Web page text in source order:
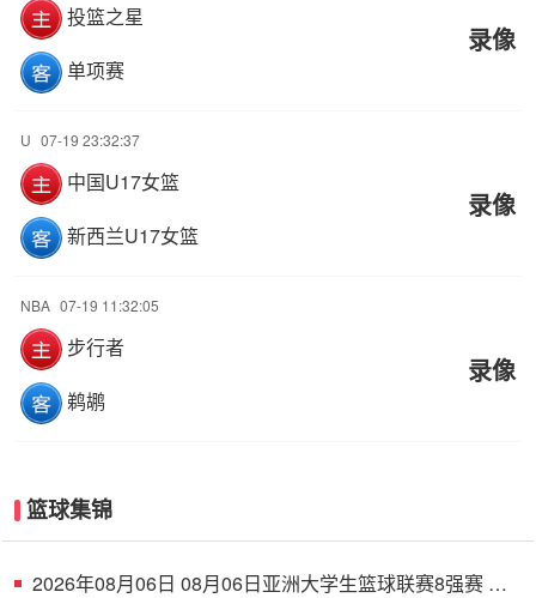
投篮之星
单项赛
录像
U 07-19 23:32:37
中国U17女篮
新西兰U17女篮
录像
NBA 07-19 11:32:05
步行者
鹈鹕
录像
篮球集锦
2026年08月06日 08月06日亚洲大学生篮球联赛8强赛 清